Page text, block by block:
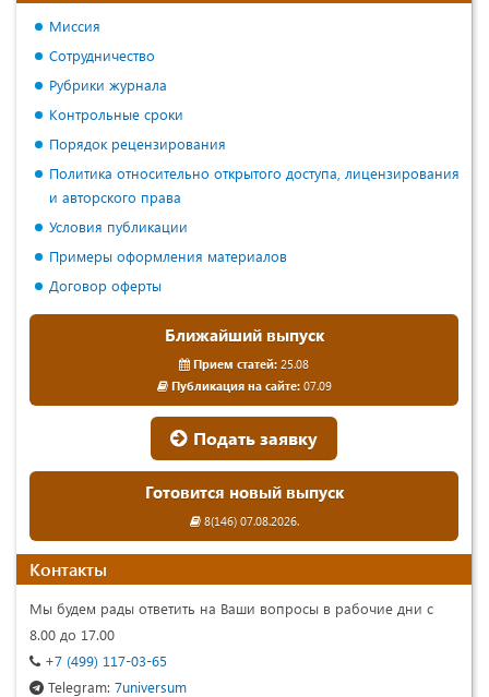
Миссия
Сотрудничество
Рубрики журнала
Контрольные сроки
Порядок рецензирования
Политика относительно открытого доступа, лицензирования
и авторского права
Условия публикации
Примеры оформления материалов
Договор оферты
Ближайший выпуск
Прием статей: 25.08
Публикация на сайте:07.09
Подать заявку
Готовится новый выпуск
8(146) 07.08.2026.
Контакты
Мы будем рады ответить на Ваши вопросы в рабочие дни с
8.00 до 17.00
+7 (499) 117-03-65
Telegram: 7universum